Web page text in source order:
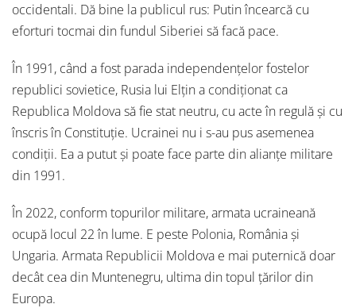
occidentali. Dă bine la publicul rus: Putin încearcă cu
eforturi tocmai din fundul Siberiei să facă pace.
În 1991, când a fost parada independențelor fostelor
republici sovietice, Rusia lui Elțin a condiționat ca
Republica Moldova să fie stat neutru, cu acte în regulă și cu
înscris în Constituție. Ucrainei nu i s-au pus asemenea
condiții. Ea a putut și poate face parte din alianțe militare
din 1991.
În 2022, conform topurilor militare, armata ucraineană
ocupă locul 22 în lume. E peste Polonia, România și
Ungaria. Armata Republicii Moldova e mai puternică doar
decât cea din Muntenegru, ultima din topul țărilor din
Europa.